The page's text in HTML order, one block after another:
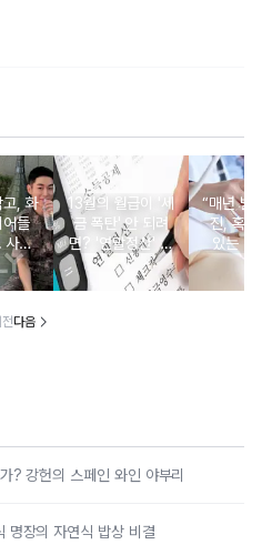
고, 화
들
사람
10
13월의 월급이 '세
금 폭탄' 안 되려
면? '연말정산' 핵
심 꿀팁 A to Z
“매년 받
진, 혹시
있는 건
요?”
다음
? 강헌의 스페인 와인 야부리
명장의 자연식 밥상 비결